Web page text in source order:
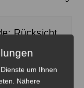
Rücksicht
um Ihnen
Nähere